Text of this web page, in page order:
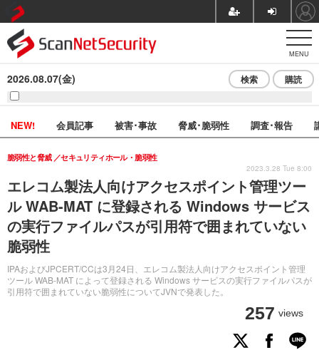
MENU
2026.08.07(金) 検索 購読
NEW! 会員記事 被害･事故 脅威･脆弱性 調査･報告
エレコム製法人向けアクセスポイント管理ツー
ル WAB-MAT に登録される Windows サービス
の実行ファイルパスが引用符で囲まれていない
脆弱性
IPAおよびJPCERT/CCは3月24日、エレコム製法人向けアクセスポイント管理
ツール WAB-MAT によって登録される Windows サービスの実行ファイルパスが
引用符で囲まれていない脆弱性についてJVNで発表した。
脆弱性と脅威 セキュリティホール・脆弱性
257 views
2023.3.28 Tue 8:00